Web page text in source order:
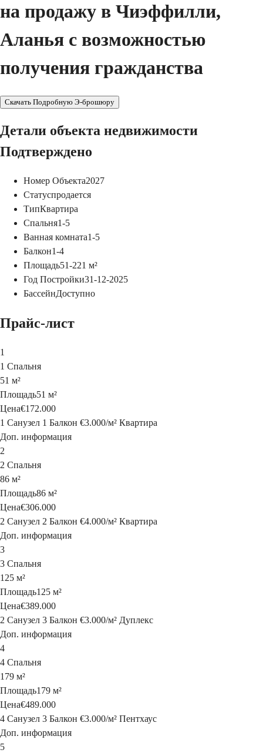
на продажу в Чиэффилли,
Аланья с возможностью
получения гражданства
Скачать Подробную Э-брошюру
Детали объекта недвижимости
Подтверждено
Номер Объекта2027
Статуспродается
ТипКвартира
Спальня1-5
Ванная комната1-5
Балкон1-4
Площадь51-221 м²
Год Постройки31-12-2025
БассейнДоступно
Прайс-лист
1
1 Спальня
51 м²
Площадь51 м²
Цена€172.000
1 Санузел 1 Балкон €3.000/м² Квартира
Доп. информация
2
2 Спальня
86 м²
Площадь86 м²
Цена€306.000
2 Санузел 2 Балкон €4.000/м² Квартира
Доп. информация
3
3 Спальня
125 м²
Площадь125 м²
Цена€389.000
2 Санузел 3 Балкон €3.000/м² Дуплекс
Доп. информация
4
4 Спальня
179 м²
Площадь179 м²
Цена€489.000
4 Санузел 3 Балкон €3.000/м² Пентхаус
Доп. информация
5